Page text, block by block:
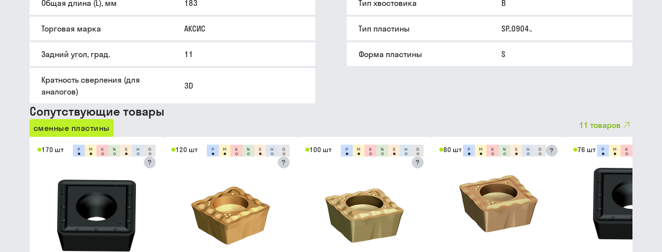
Общая длина (L), мм 183 Тип хвостовика B
Торговая марка АКСИС Тип пластины SP..0904..
Задний угол, град. 11 Форма пластины S
Кратность сверления (для
аналогов)
3D
Сопутствующие товары
сменные пластины 11 товаров
170 шт
?
120 шт
?
100 шт
?
80 шт ? 76 шт